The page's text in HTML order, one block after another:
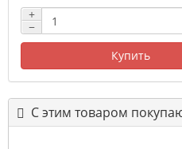
+
−
Купить
С этим товаром